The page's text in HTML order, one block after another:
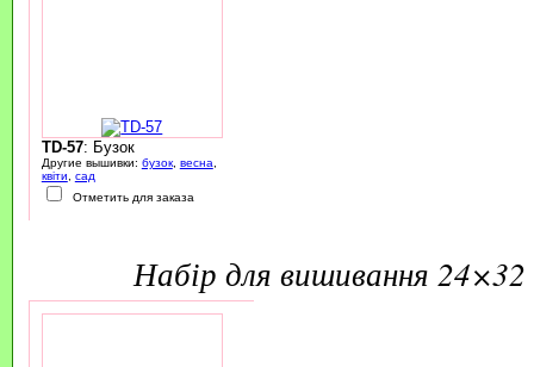
TD-57: Бузок
Другие вышивки: бузок, весна
квіти
сад
Отметить для заказа
набір для вишивання 24×32